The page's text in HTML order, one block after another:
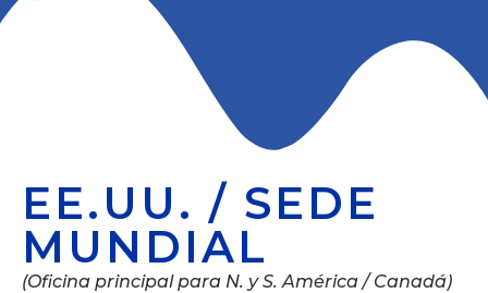
EE.UU. / SEDE
MUNDIAL
(Oficina principal para N. y S. América / Canadá)